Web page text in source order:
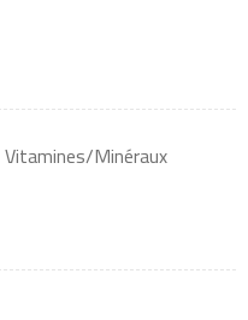
Vitamines/Minéraux